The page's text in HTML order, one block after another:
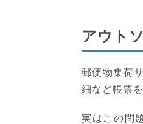
アウト
郵便物集荷
細など帳票
実はこの問